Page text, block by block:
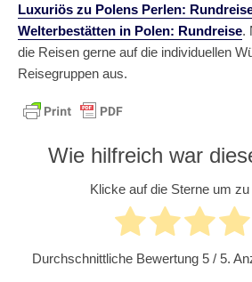
Luxuriös zu Polens Perlen:
Welterbestätten in Polen: Rundreise.
die Reisen gerne auf die individuellen
Reisegruppen aus.
Wie hilfreich war
Klicke auf die Sterne um
Durchschnittliche Bewertung 5/ 5.